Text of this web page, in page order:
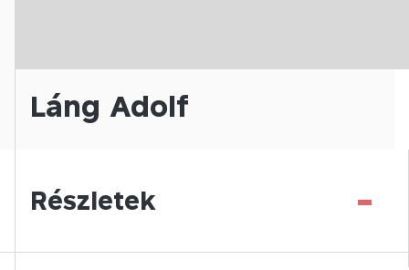
Láng Adolf
Részletek -